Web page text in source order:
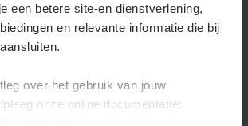
een betere site-en dienstverlening,
en relevante informatie die bij
over het gebruik van jouw
onze online documentatie:
minstens het
betaald krijgen zoals vastgelegd
sector.